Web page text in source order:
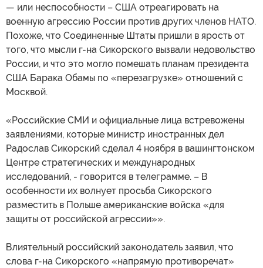
— или неспособности – США отреагировать на
военную агрессию России против других членов НАТО.
Похоже, что Соединенные Штаты пришли в ярость от
того, что мысли г-на Сикорского вызвали недовольство
России, и что это могло помешать планам президента
США Барака Обамы по «перезагрузке» отношений с
Москвой.
«Российские СМИ и официальные лица встревожены
заявлениями, которые министр иностранных дел
Радослав Сикорский сделал 4 ноября в вашингтонском
Центре стратегических и международных
исследований, - говорится в телеграмме. – В
особенности их волнует просьба Сикорского
разместить в Польше американские войска «для
защиты от российской агрессии»».
Влиятельный российский законодатель заявил, что
слова г-на Сикорского «напрямую противоречат»